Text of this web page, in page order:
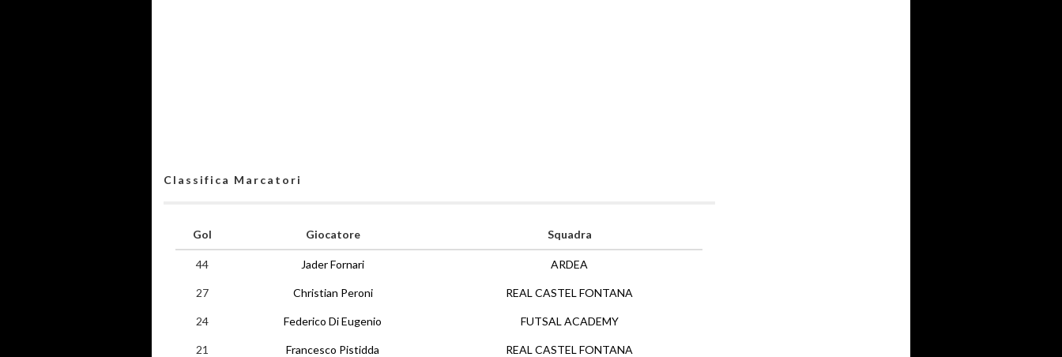
Classifica Marcatori
Gol Giocatore Squadra
44 Jader Fornari ARDEA
27 Christian Peroni REAL CASTEL FONTANA
24 Federico Di Eugenio FUTSAL ACADEMY
21 Francesco Pistidda REAL CASTEL FONTANA